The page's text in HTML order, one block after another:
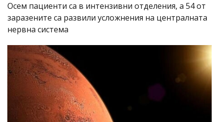
Осем пациенти са в интензивни отделения, а 54 от
заразените са развили усложнения на централната
нервна система